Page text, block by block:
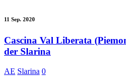
11 Sep. 2020
Cascina Val Liberata
der Slarina
AE Slarina 0